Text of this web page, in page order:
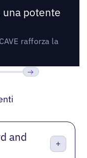
una potente
rafforza la
and